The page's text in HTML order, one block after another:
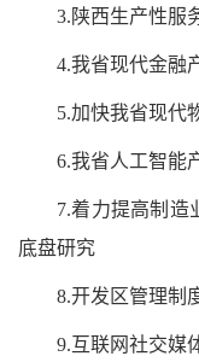
3.陕西生产性服
4.我省现代金融
5.加快我省现代
6.我省人工智能
7.着力提高制造
底盘研究
8.开发区管理制
9.互联网社交媒